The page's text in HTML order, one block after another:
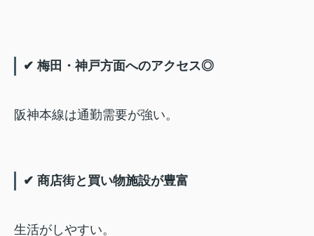
✔ 梅田・神戸方面へのアクセス◎
阪神本線は通勤需要が強い。
✔ 商店街と買い物施設が豊富
生活がしやすい。